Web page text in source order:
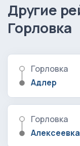
Другие
Горловка
Горловка
Адлер
Горловка
Алексеевка